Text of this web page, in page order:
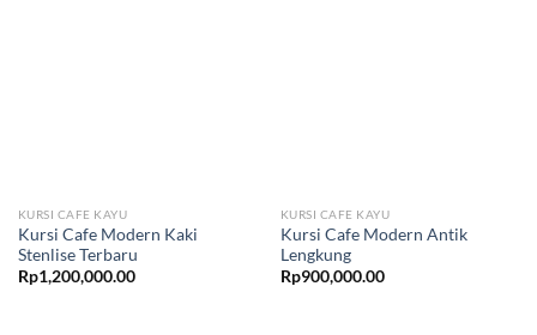
KURSI CAFE KAYU
Kursi Cafe Modern Kaki
Stenlise Terbaru
Rp1,200,000.00
KURSI CAFE KAYU
Kursi Cafe Modern Antik
Lengkung
Rp900,000.00